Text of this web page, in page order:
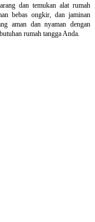
dan temukan alat rumah
bebas ongkir, dan jaminan
aman dan nyaman dengan
rumah tangga Anda.